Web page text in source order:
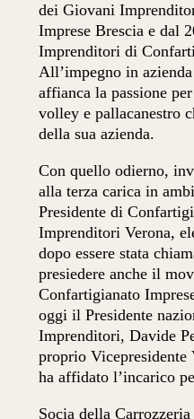
dei Giovani
Imprese Brescia e dal
Imprenditori di
All’impegno in
affianca la passione
volley e pallacanestro
della sua azienda.
Con quello odierno,
alla terza carica in
Presidente di
Imprenditori Verona,
dopo essere stata
presiedere anche il
Confartigianato
oggi il Presidente
Imprenditori, Davide
proprio Vicepresidente
ha affidato l’incarico
Socia della